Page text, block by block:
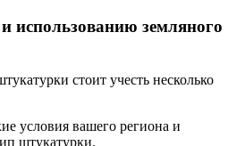
использованию земляного
стоит учесть несколько
условия вашего региона и
штукатурки.